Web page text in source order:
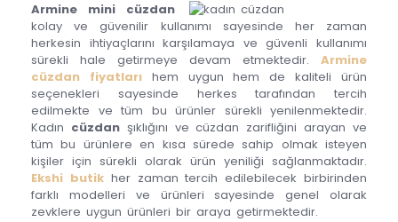
Armine mini cüzdan
kolay ve güvenilir kullanımı sayesinde her zaman
herkesin ihtiyaçlarını karşılamaya ve güvenli kullanımı
sürekli hale getirmeye devam etmektedir. Armine
cüzdan fiyatları hem uygun hem de kaliteli ürün
seçenekleri sayesinde herkes tarafından tercih
edilmekte ve tüm bu ürünler sürekli yenilenmektedir.
Kadın cüzdan şıklığını ve cüzdan zarifliğini arayan ve
tüm bu ürünlere en kısa sürede sahip olmak isteyen
kişiler için sürekli olarak ürün yeniliği sağlanmaktadır.
Ekshi butik her zaman tercih edilebilecek birbirinden
farklı modelleri ve ürünleri sayesinde genel olarak
zevklere uygun ürünleri bir araya getirmektedir.